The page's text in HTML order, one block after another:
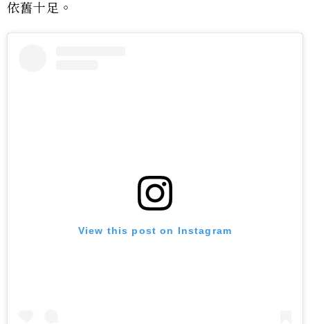
依舊十足。
View this post on Instagram